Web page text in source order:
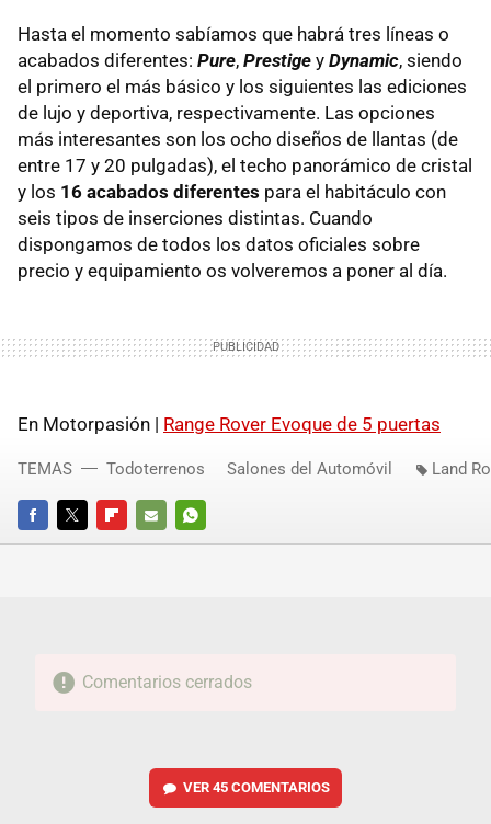
Hasta el momento sabíamos que habrá tres líneas o
acabados diferentes: Pure, Prestige y Dynamic, siendo
el primero el más básico y los siguientes las ediciones
de lujo y deportiva, respectivamente. Las opciones
más interesantes son los ocho diseños de llantas (de
entre 17 y 20 pulgadas), el techo panorámico de cristal
y los 16 acabados diferentes para el habitáculo con
seis tipos de inserciones distintas. Cuando
dispongamos de todos los datos oficiales sobre
precio y equipamiento os volveremos a poner al día.
En Motorpasión | Range Rover Evoque de 5 puertas
FACEBOOKTWITTERFLIPBOARD
E-
WHATSAPP
TEMAS Todoterrenos Salones del Automóvil Land
Comentarios cerrados
VER 45 COMENTARIOS